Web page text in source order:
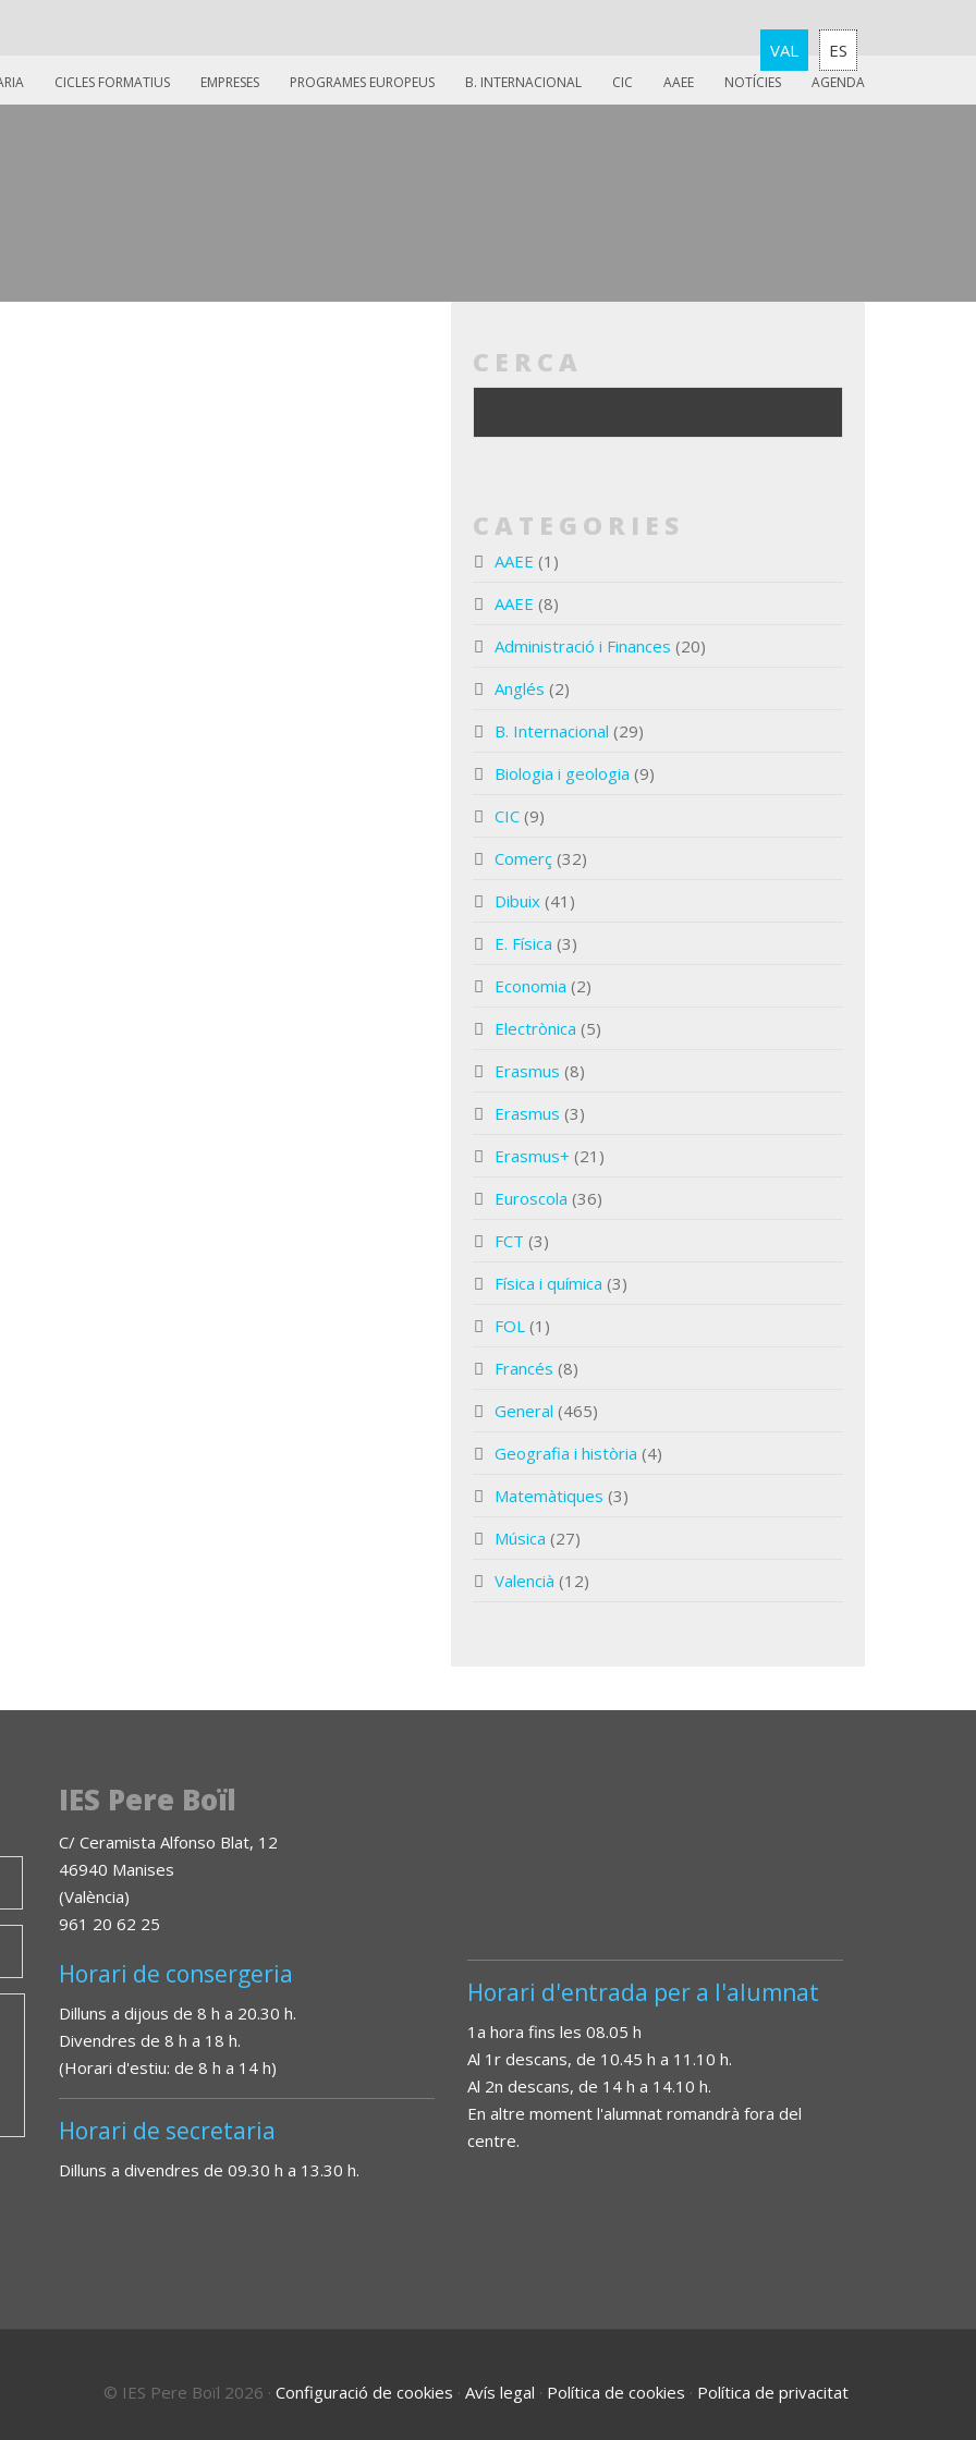
VAL ES
CICLES FORMATIUS EMPRESES PROGRAMES EUROPEUS B. INTERNACIONAL CIC AAEE NOTÍCIES AGENDA
CERCA
CATEGORIES
AAEE (1)
AAEE (8)
Administració i Finances (20)
Anglés (2)
B. Internacional (29)
Biologia i geologia (9)
CIC (9)
Comerç (32)
Dibuix (41)
E. Física (3)
Economia (2)
Electrònica (5)
Erasmus (8)
Erasmus (3)
Erasmus+ (21)
Euroscola (36)
FCT (3)
Física i química (3)
FOL (1)
Francés (8)
General (465)
Geografia i història (4)
Matemàtiques (3)
Música (27)
Valencià (12)
IES Pere Boïl
C/ Ceramista Alfonso Blat, 12
46940 Manises
(València)
961 20 62 25
Horari de consergeria
Dilluns a dijous de 8 h a 20.30 h.
Divendres de 8 h a 18 h.
(Horari d'estiu: de 8 h a 14 h)
Horari de secretaria
Dilluns a divendres de 09.30 h a 13.30 h.
Horari d'entrada per a l'alumnat
1a hora fins les 08.05 h
Al 1r descans, de 10.45 h a 11.10 h.
Al 2n descans, de 14 h a 14.10 h.
En altre moment l'alumnat romandrà fora del
centre.
© IES Pere Boïl 2026 · Configuració de cookies · Avís legal · Política de cookies · Política de privacitat